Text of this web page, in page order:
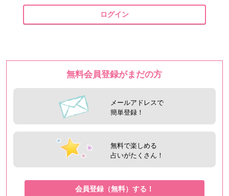
ログイン
無料会員登録がまだの方
メールアドレスで
簡単登録！
無料で楽しめる
占いがたくさん！
会員登録（無料）する！